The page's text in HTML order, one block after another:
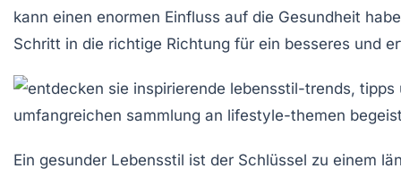
kann einen enormen Einfluss auf die Gesundheit
Schritt in die richtige Richtung für ein besseres und
Ein gesunder Lebensstil ist der Schlüssel zu einem